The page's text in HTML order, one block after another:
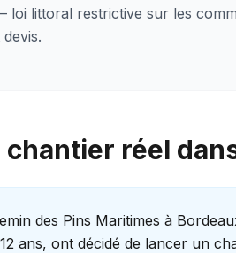
loi littoral restrictive sur les
réel
des Pins Maritimes à
ans, ont décidé de lancer un